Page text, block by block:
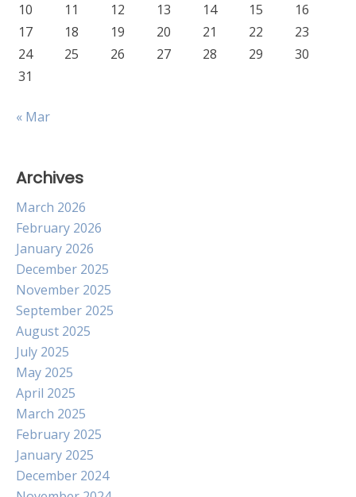
10
11 12 13 14 15
16
17
18 19 20 21 22
23
24
25 26 27 28 29
30
31
« Mar
Archives
March 2026
February 2026
January 2026
December 2025
November 2025
September 2025
August 2025
July 2025
May 2025
April 2025
March 2025
February 2025
January 2025
December 2024